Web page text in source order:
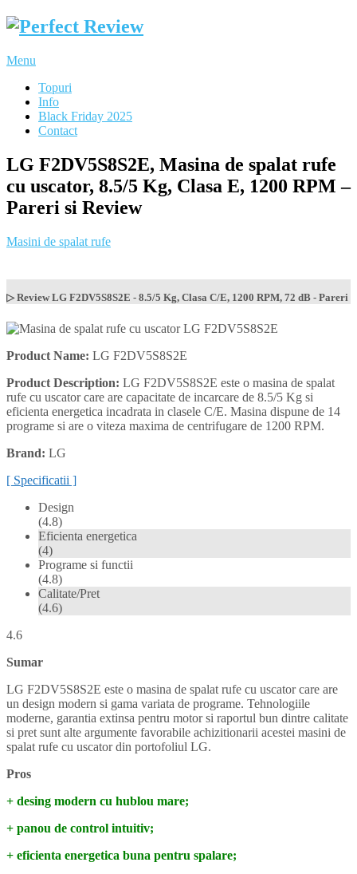
Menu
Topuri
Info
Black Friday 2025
Contact
LG F2DV5S8S2E, Masina de spalat rufe
cu uscator, 8.5/5 Kg, Clasa E, 1200 RPM –
Pareri si Review
Masini de spalat rufe
▷ Review LG F2DV5S8S2E - 8.5/5 Kg, Clasa C/E, 1200 RPM, 72 dB - Pareri
Product Name: LG F2DV5S8S2E
Product Description: LG F2DV5S8S2E este o masina de spalat
rufe cu uscator care are capacitate de incarcare de 8.5/5 Kg si
eficienta energetica incadrata in clasele C/E. Masina dispune de 14
programe si are o viteza maxima de centrifugare de 1200 RPM.
Brand: LG
[ Specificatii ]
Design
(4.8)
Eficienta energetica
(4)
Programe si functii
(4.8)
Calitate/Pret
(4.6)
4.6
Sumar
LG F2DV5S8S2E este o masina de spalat rufe cu uscator care are
un design modern si gama variata de programe. Tehnologiile
moderne, garantia extinsa pentru motor si raportul bun dintre calitate
si pret sunt alte argumente favorabile achizitionarii acestei masini de
spalat rufe cu uscator din portofoliul LG.
Pros
+ desing modern cu hublou mare;
+ panou de control intuitiv;
+ eficienta energetica buna pentru spalare;